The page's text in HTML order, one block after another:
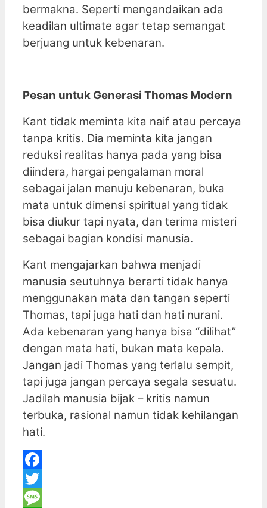
bermakna. Seperti mengandaikan ada
keadilan ultimate agar tetap semangat
berjuang untuk kebenaran.
Pesan untuk Generasi Thomas Modern
Kant tidak meminta kita naif atau percaya
tanpa kritis. Dia meminta kita jangan
reduksi realitas hanya pada yang bisa
diindera, hargai pengalaman moral
sebagai jalan menuju kebenaran, buka
mata untuk dimensi spiritual yang tidak
bisa diukur tapi nyata, dan terima misteri
sebagai bagian kondisi manusia.
Kant mengajarkan bahwa menjadi
manusia seutuhnya berarti tidak hanya
menggunakan mata dan tangan seperti
Thomas, tapi juga hati dan hati nurani.
Ada kebenaran yang hanya bisa “dilihat”
dengan mata hati, bukan mata kepala.
Jangan jadi Thomas yang terlalu sempit,
tapi juga jangan percaya segala sesuatu.
Jadilah manusia bijak – kritis namun
terbuka, rasional namun tidak kehilangan
hati.
Facebook
Twitter